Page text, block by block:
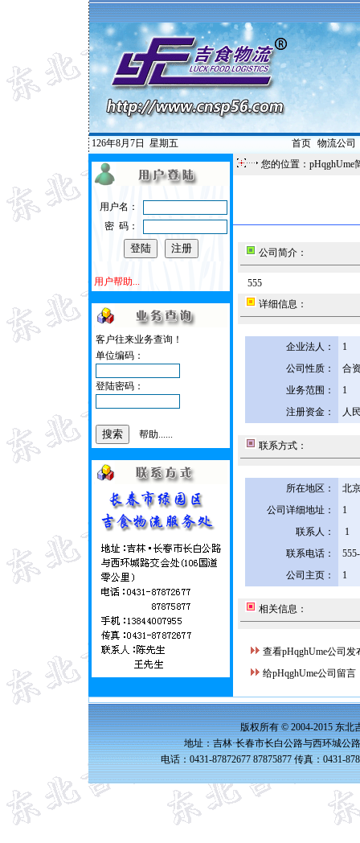
126年8月7日 星期五 首页| 物流公司
用户名：
密 码：
用户帮助...
客户往来业务查询！
单位编码：
登陆密码：
帮助......
您的位置：pHqghUme
公司简介：
555
详细信息：
企业法人：
1
公司性质：
合
业务范围：
1
注册资金：
人
联系方式：
所在地区：
北
公司详细地址：
1
联系人：
1
联系电话：
公司主页：
1
相关信息：
查看pHqghUme公司发
给pHqghUme公司留言
版权所有 © 2004-2015 东北
地址：吉林·长春市长白公路与西环城公
电话：0431-87872677 87875877 传真：0431-